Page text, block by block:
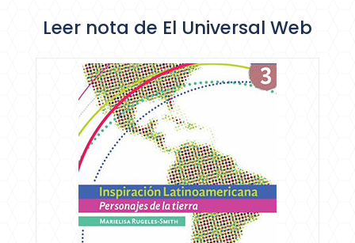
Leer nota de El Universal Web